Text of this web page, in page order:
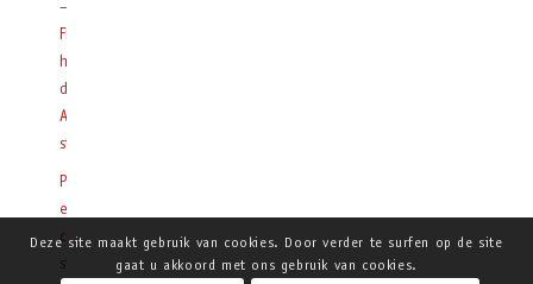
–
FFF
heeft
de
Anbi
status
Privacy
en
cookie
statement
Deze site maakt gebruik van cookies. Door verder te surfen op de site
gaat u akkoord met ons gebruik van cookies.